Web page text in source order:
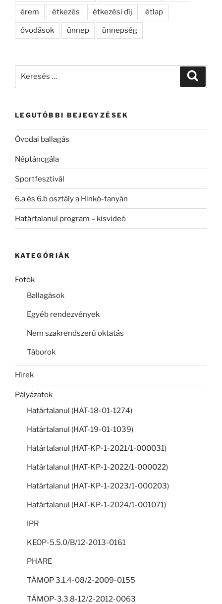
érem étkezés étkezési díj étlap
óvodások ünnep ünnepség
LEGUTÓBBI BEJEGYZÉSEK
Óvodai ballagás
Néptáncgála
Sportfesztivál
6.a és 6.b osztály a Hinkó-tanyán
Határtalanul program – kisvideó
KATEGÓRIÁK
Fotók
Ballagások
Egyéb rendezvények
Nem szakrendszerű oktatás
Táborok
Hírek
Pályázatok
Határtalanul (HAT-18-01-1274)
Határtalanul (HAT-19-01-1039)
Határtalanul (HAT-KP-1-2021/1-000031)
Határtalanul (HAT-KP-1-2022/1-000022)
Határtalanul (HAT-KP-1-2023/1-000203)
Határtalanul (HAT-KP-1-2024/1-001071)
IPR
KEOP-5.5.0/B/12-2013-0161
PHARE
TÁMOP 3.1.4-08/2-2009-0155
TÁMOP-3.3.8-12/2-2012-0063